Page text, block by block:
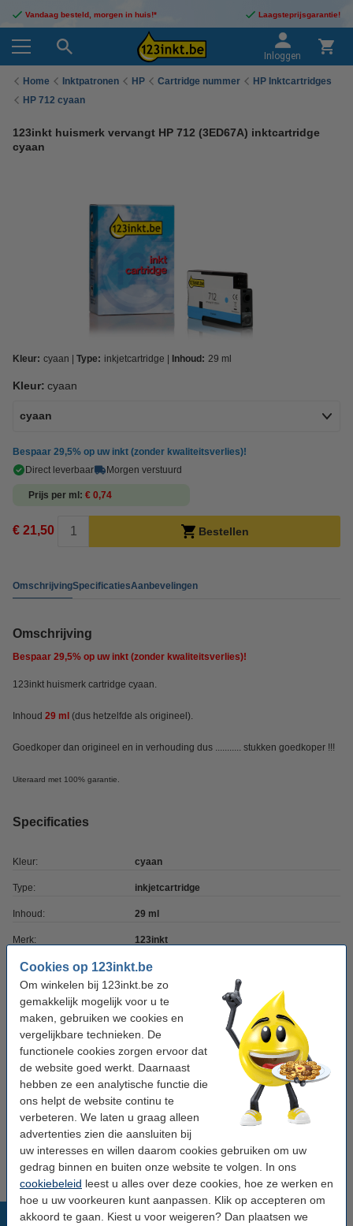
Cookies op 123inkt.be
Om winkelen bij 123inkt.be zo
gemakkelijk mogelijk voor u te
maken, gebruiken we cookies en
vergelijkbare technieken. De
functionele cookies zorgen ervoor dat
de website goed werkt. Daarnaast
hebben ze een analytische functie die
ons helpt de website continu te
verbeteren. We laten u graag alleen
advertenties zien die aansluiten bij
uw interesses en willen daarom cookies gebruiken om uw
gedrag binnen en buiten onze website te volgen. In ons
cookiebeleid leest u alles over deze cookies, hoe ze werken en
hoe u uw voorkeuren kunt aanpassen. Klik op accepteren om
akkoord te gaan. Kiest u voor weigeren? Dan plaatsen we
Vandaag besteld, morgen in huis!* Laagsteprijsgarantie!
Inloggen
Home Inktpatronen HP Cartridge nummer
HP Inktcartridges
HP 712 cyaan
123inkt huismerk vervangt HP 712 (3ED67A) inktcartridge
cyaan
Kleur: cyaan Type: inkjetcartridge Inhoud: 29 ml
Kleur: cyaan
cyaan
Bespaar 29,5% op uw inkt (zonder kwaliteitsverlies)!
Direct leverbaar
Morgen verstuurd
Prijs per ml € 0,74
€ 21,50 Bestellen
OmschrijvingSpecificatiesAanbevelingen
Omschrijving
Bespaar 29,5% op uw inkt (zonder kwaliteitsverlies)!
123inkt huismerk cartridge cyaan.
Inhoud 29 ml (dus hetzelfde als origineel).
Goedkoper dan origineel en in verhouding dus ........... stukken goedkoper !!!
Uiteraard met 100% garantie.
Specificaties
Kleur: cyaan
Type: inkjetcartridge
Inhoud: 29 ml
Merk: 123inkt
Ons artikelnr: 093109
Nummer: 3ED67A
Tip: complete set bestellen
123inkt huismerk vervangt HP 712 multipack -
zwart hc/cyaan/magenta/geel
€ 102,50
Wij adviseren u om deze cartridge i.p.v. de originele cartridge te
nemen.
Populaire producten